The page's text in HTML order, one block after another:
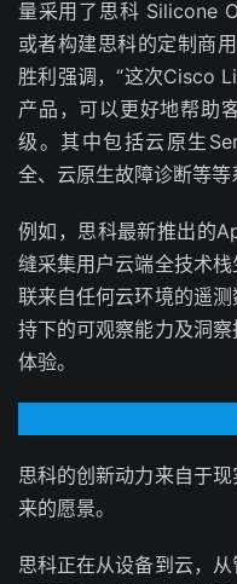
量采用了思科 Silicone
或者构建思科的定制商
胜利强调，“这次Cisco
产品，可以更好地帮助
级。其中包括云原生
全、云原生故障诊断等等
例如，思科最新推出的
缝采集用户云端全技术
联来自任何云环境的遥
持下的可观察能力及洞
体验。
思科的创新动力来自于
来的愿景。
思科正在从设备到云，